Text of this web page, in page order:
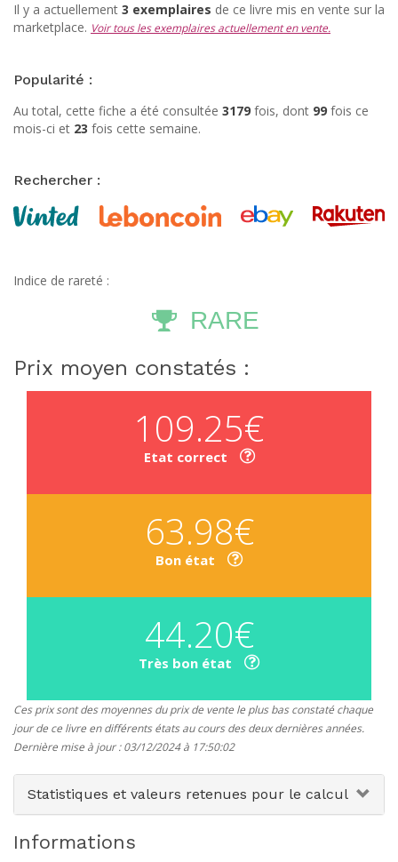
Il y a actuellement 3 exemplaires de ce livre mis en vente sur la
marketplace. Voir tous les exemplaires actuellement en vente.
Popularité :
Au total, cette fiche a été consultée 3179 fois, dont 99 fois ce
mois-ci et 23 fois cette semaine.
Rechercher :
Indice de rareté :
RARE
Prix moyen constatés :
109.25€
Etat correct
63.98€
Bon état
44.20€
Très bon état
Ces prix sont des moyennes du prix de vente le plus bas constaté chaque
jour de ce livre en différents états au cours des deux dernières années.
Dernière mise à jour : 03/12/2024 à 17:50:02
Statistiques et valeurs retenues pour le calcul
Informations